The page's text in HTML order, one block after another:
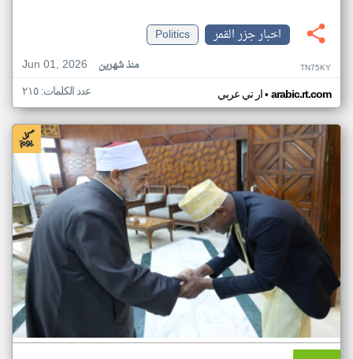
اخبار جزر القمر
Politics
Jun 01, 2026
منذ شهرين TN75KY
ار تي عربي• arabic.rt.com عدد الكلمات: ٢١٥